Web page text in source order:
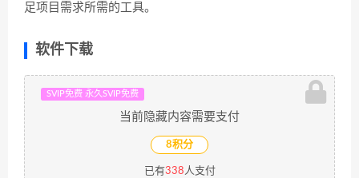
足项目需求所需的工具。
软件下载
SVIP免费 永久SVIP免费
当前隐藏内容需要支付
8积分
已有338人支付